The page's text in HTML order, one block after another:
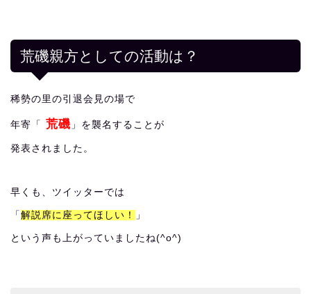
荒磯親方としての活動は？
稀勢の里の引退会見の場で
年寄「 荒磯 」を襲名することが
発表されました。
早くも、ツイッターでは
「 解説席に座ってほしい！ 」
という声も上がっていましたね(^o^)